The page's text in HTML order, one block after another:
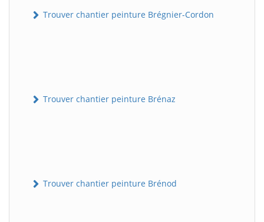
Trouver chantier peinture Brégnier-Cordon
Trouver chantier peinture Brénaz
Trouver chantier peinture Brénod